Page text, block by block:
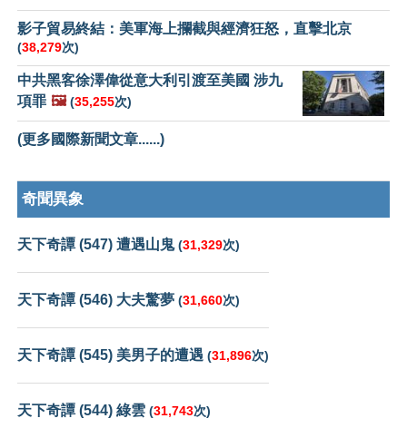
影子貿易終結：美軍海上攔截與經濟狂怒，直擊北京
(38,279次)
中共黑客徐澤偉從意大利引渡至美國 涉九
項罪 🖼️ (35,255次)
(更多國際新聞文章......)
奇聞異象
天下奇譚 (547) 遭遇山鬼(31,329次)
天下奇譚 (546) 大夫驚夢 (31,660次)
天下奇譚 (545) 美男子的遭遇 (31,896次)
天下奇譚 (544) 綠雲 (31,743次)